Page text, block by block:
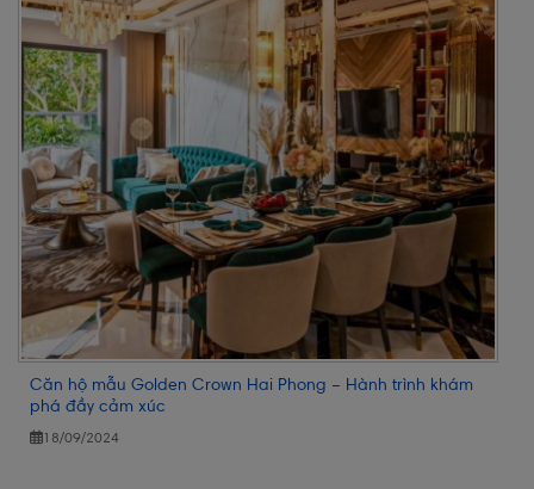
Căn hộ mẫu Golden Crown Hai Phong – Hành trình khám
phá đầy cảm xúc
18/09/2024